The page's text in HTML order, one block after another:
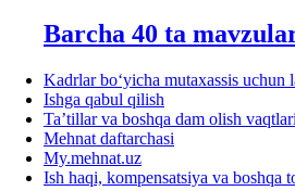
Barcha 40 ta
Kadrlar boʻyicha mutaхassis uchun
Ishga qabul qilish
Ta’tillar va boshqa dam olish vaqtlari
Mehnat daftarchasi
My.mehnat.uz
Ish haqi, kompensatsiya va boshqa